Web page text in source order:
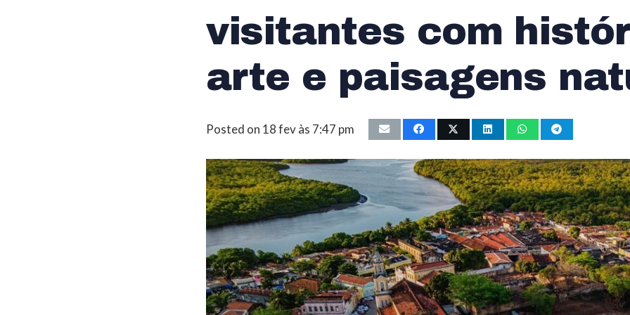
visitantes com
arte e paisagens
Posted on 18 fev às 7:47 pm